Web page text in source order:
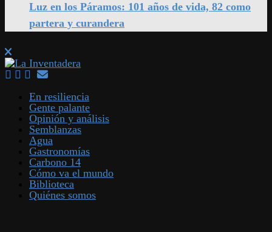
Luz en los Páramos: 101 años de vida, 82 como
partera y curandera
En resiliencia
Gente palante
Opinión y análisis
Semblanzas
Agua
Gastronomías
Carbono 14
Cómo va el mundo
Biblioteca
Quiénes somos